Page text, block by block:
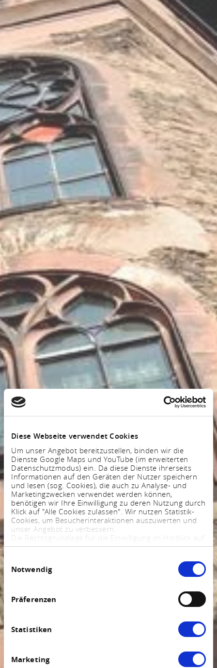
Diese Webseite verwendet Cookies
Um unser Angebot bereitzustellen, binden wir die
Dienste Google Maps und YouTube (im erweiterten
Datenschutzmodus) ein. Da diese Dienste ihrerseits
Informationen auf den Geräten der Nutzer speichern
und lesen (sog. Cookies), die auch zu Analyse- und
Marketingzwecken verwendet werden können,
benötigen wir Ihre Einwilligung zu deren Nutzung durch
Klick auf "Alle Cookies zulassen". Wir nutzen Statistik-
Cookies, um Besucherinteraktionen auszuwerten und
unser Angebot zu verbessern.
Die Rechtsgrundlage für die Einwilligung im HInblick auf
die Speicherung und das Auslesen von Informationen
Verarbeitung personenbezogener Daten Art. 6 Abs. 1
lit. a DSGVO.
widerrufen. Weitere Informationen finden Sie in
Einwilligungsauswahl
Notwendig
Präferenzen
Statistiken
Marketing